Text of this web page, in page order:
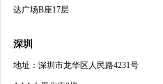
达广场B座17层
深圳
地址：深圳市龙华区人民路4231号